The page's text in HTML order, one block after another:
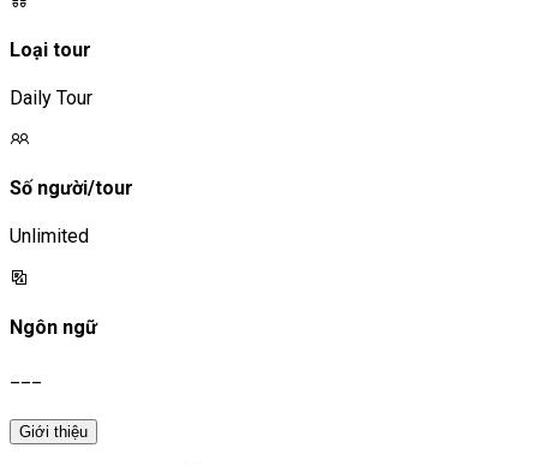
Loại tour
Daily Tour
Số người/tour
Unlimited
Ngôn ngữ
Giới thiệu